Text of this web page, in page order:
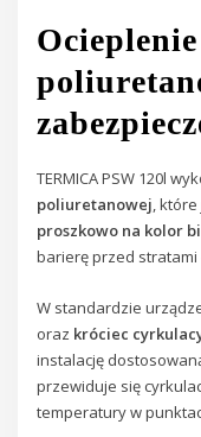
TERMICA PSW 120l
poliuretanowej,
proszkowo na kolor
barierę przed stratami
W standardzie
oraz króciec
instalację
przewiduje się
temperatury w